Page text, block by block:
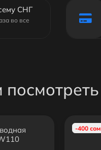
СНГ
во все
-400 сом